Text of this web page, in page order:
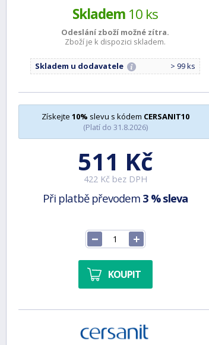
Skladem 10 ks
Odeslání zboží možné zítra.
Zboží je k dispozici skladem.
Skladem u dodavatele > 99 ks
Získejte 10% slevu s kódem CERSANIT10
(Platí do 31.8.2026)
511 Kč
422 Kč bez DPH
Při platbě převodem 3 % sleva
KOUPIT